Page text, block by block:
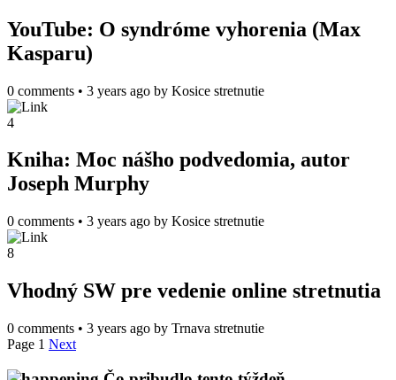
YouTube: O syndróme vyhorenia (Max
Kasparu)
0 comments • 3 years ago by Kosice stretnutie
4
Kniha: Moc nášho podvedomia, autor
Joseph Murphy
0 comments • 3 years ago by Kosice stretnutie
8
Vhodný SW pre vedenie online stretnutia
0 comments • 3 years ago by Trnava stretnutie
Page 1 Next